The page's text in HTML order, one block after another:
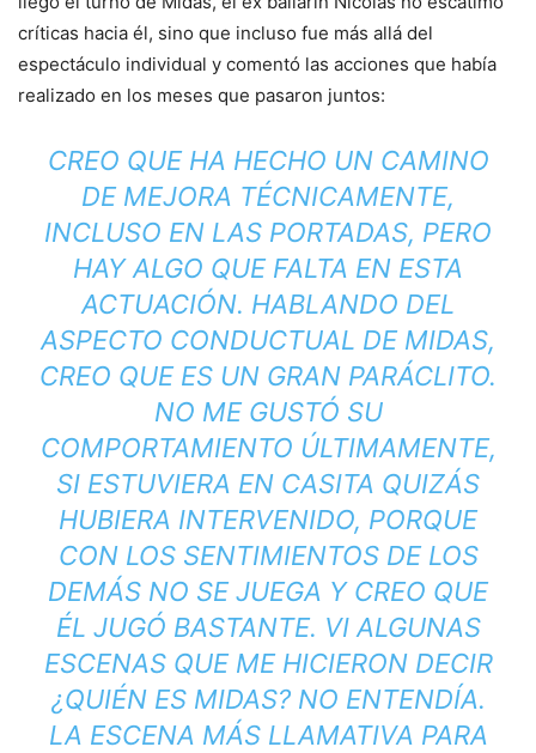
críticas hacia él, sino que incluso fue más allá del
espectáculo individual y comentó las acciones que había
realizado en los meses que pasaron juntos:
CREO QUE HA HECHO UN CAMINO
DE MEJORA TÉCNICAMENTE,
INCLUSO EN LAS PORTADAS, PERO
HAY ALGO QUE FALTA EN ESTA
ACTUACIÓN. HABLANDO DEL
ASPECTO CONDUCTUAL DE MIDAS,
CREO QUE ES UN GRAN PARÁCLITO.
NO ME GUSTÓ SU
COMPORTAMIENTO ÚLTIMAMENTE,
SI ESTUVIERA EN CASITA QUIZÁS
HUBIERA INTERVENIDO, PORQUE
CON LOS SENTIMIENTOS DE LOS
DEMÁS NO SE JUEGA Y CREO QUE
ÉL JUGÓ BASTANTE. VI ALGUNAS
ESCENAS QUE ME HICIERON DECIR
¿QUIÉN ES MIDAS? NO ENTENDÍA.
LA ESCENA MÁS LLAMATIVA PARA